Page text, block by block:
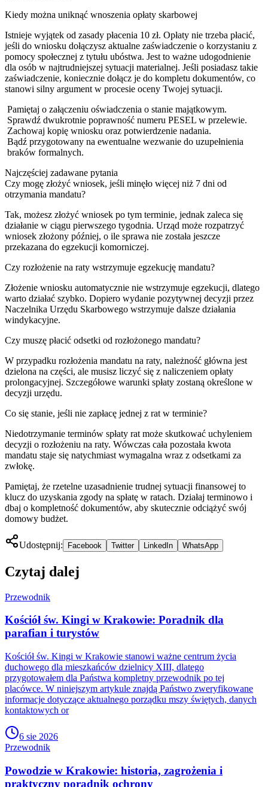
Kiedy można uniknąć wnoszenia opłaty skarbowej
Istnieje wyjątek od zasady płacenia 10 zł. Opłaty nie trzeba płacić,
jeśli do wniosku dołączysz aktualne zaświadczenie o korzystaniu z
pomocy społecznej z tytułu ubóstwa. Jest to ważne udogodnienie
dla osób w najtrudniejszej sytuacji materialnej. Jeśli posiadasz takie
zaświadczenie, koniecznie dołącz je do kompletu dokumentów, co
stanowi silny argument w procesie oceny Twojej sytuacji.
Pamiętaj o załączeniu oświadczenia o stanie majątkowym.
Sprawdź dwukrotnie poprawność numeru PESEL w przelewie.
Zachowaj kopię wniosku oraz potwierdzenie nadania.
Bądź przygotowany na ewentualne wezwanie do uzupełnienia
braków formalnych.
Najczęściej zadawane pytania
Czy mogę złożyć wniosek, jeśli minęło więcej niż 7 dni od
otrzymania mandatu?
Tak, możesz złożyć wniosek po tym terminie, jednak zaleca się
działanie w ciągu pierwszego tygodnia. Urząd może rozpatrzyć
wniosek złożony później, o ile sprawa nie została jeszcze
przekazana do egzekucji komorniczej.
Czy rozłożenie na raty wstrzymuje egzekucję mandatu?
Złożenie wniosku automatycznie nie wstrzymuje egzekucji, dlatego
warto działać szybko. Dopiero wydanie pozytywnej decyzji przez
Naczelnika Urzędu Skarbowego wstrzymuje dalsze działania
windykacyjne.
Czy muszę płacić odsetki od rozłożonego mandatu?
W przypadku rozłożenia mandatu na raty, należność główna jest
dzielona na części, ale musisz liczyć się z naliczeniem opłaty
prolongacyjnej. Szczegółowe warunki spłaty zostaną określone w
decyzji urzędu.
Co się stanie, jeśli nie zapłacę jednej z rat w terminie?
Niedotrzymanie terminów spłaty rat może skutkować uchyleniem
decyzji o rozłożeniu na raty. Wówczas cała pozostała kwota
mandatu staje się natychmiast wymagalna wraz z odsetkami za
zwłokę.
Pamiętaj, że rzetelne uzasadnienie trudnej sytuacji finansowej to
klucz do uzyskania zgody na spłatę w ratach. Działaj terminowo i
dbaj o kompletność dokumentów, aby skutecznie odciążyć swój
domowy budżet.
Udostępnij: Facebook Twitter LinkedIn WhatsApp
Czytaj dalej
Przewodnik
Kościół św. Kingi w Krakowie: Poradnik dla
parafian i turystów
Kościół św. Kingi w Krakowie stanowi ważne centrum życia
duchowego dla mieszkańców dzielnicy XIII, dlatego
przygotowałem dla Państwa kompletny przewodnik po tej
placówce. W niniejszym artykule znajdą Państwo zweryfikowane
informacje dotyczące aktualnego porządku mszy świętych, danych
kontaktowych or
6 sie 2026
Przewodnik
Powodzie w Krakowie: historia, zagrożenia i
praktyczny poradnik ochrony